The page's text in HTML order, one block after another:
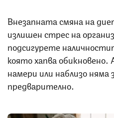
Внезапната смяна на
излишен стрес на
подсигурете
която хапва обикновено.
намери или наблизо няма
предварително.